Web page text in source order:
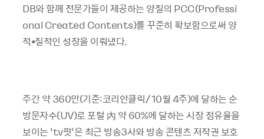
DB와 함께 전문가들이 제공하는 양질의 PCC(Professi
onal Created Contents)를 꾸준히 확보함으로써 양
적•질적인 성장을 이뤄냈다.
주간 약 360만(기준:코리안클릭/10월 4주)에 달하는 순
방문자수(UV)로 포털 內 약 60%에 달하는 시장 점유율을
보이는 ‘tv팟’은 최근 방송3사와 방송 콘텐츠 저작권 보호